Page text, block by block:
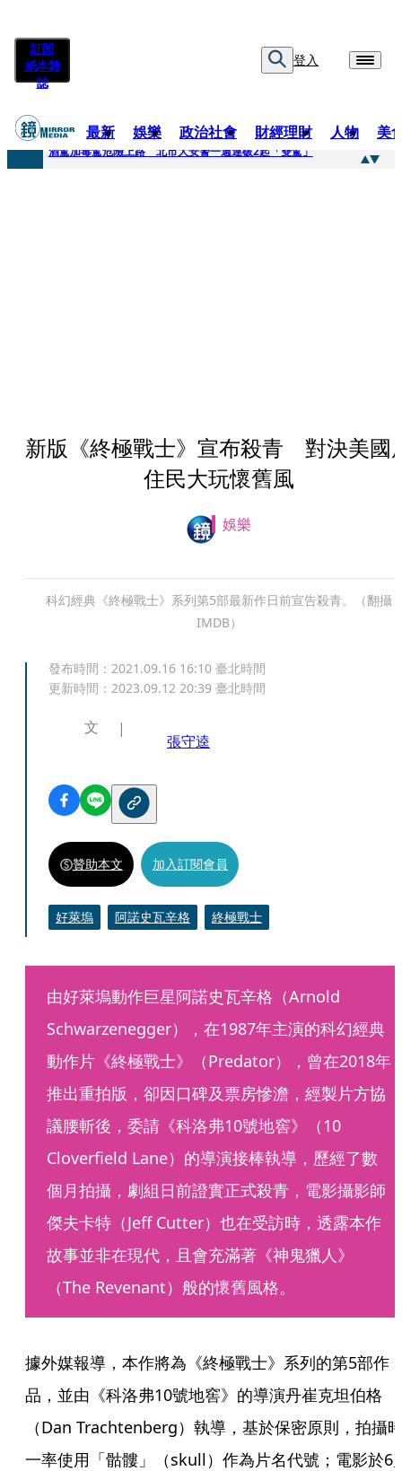
訂閱
紙本雜
誌
登入
最新 娛樂 政治社會 財經理財 人物 美
快訊
酒駕加毒駕危險上路 北市大安警一週連破2起「雙駕」
新版《終極戰士》宣布殺青 對決美國
住民大玩懷舊風
娛樂
科幻經典《終極戰士》系列第5部最新作日前宣告殺青。（翻攝
IMDB）
發布時間： 2021.09.16 16:10 臺北時間
更新時間： 2023.09.12 20:39 臺北時間
文
張守逵
贊助本文 加入訂閱會員
好萊塢 阿諾史瓦辛格 終極戰士
由好萊塢動作巨星阿諾史瓦辛格（Arnold
Schwarzenegger），在1987年主演的科幻經典
動作片《終極戰士》（Predator），曾在2018年
推出重拍版，卻因口碑及票房慘澹，經製片方協
議腰斬後，委請《科洛弗10號地窖》（10
Cloverfield Lane）的導演接棒執導，歷經了數
個月拍攝，劇組日前證實正式殺青，電影攝影師
傑夫卡特（Jeff Cutter）也在受訪時，透露本作
故事並非在現代，且會充滿著《神鬼獵人》
（The Revenant）般的懷舊風格。
據外媒報導，本作將為《終極戰士》系列的第5部作
品，並由《科洛弗10號地窖》的導演丹崔克坦伯格
（Dan Trachtenberg）執導，基於保密原則，拍攝
一率使用「骷髏」（skull）作為片名代號；電影於6